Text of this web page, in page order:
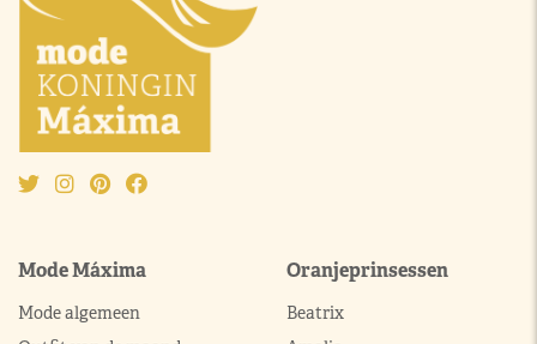
Mode Máxima
Mode algemeen
Oranjeprinsessen
Beatrix